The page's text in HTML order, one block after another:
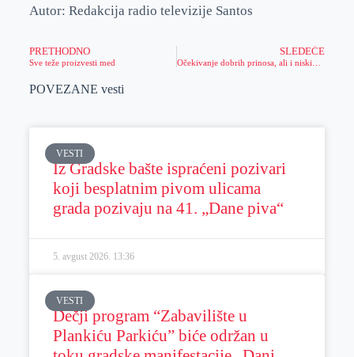
Autor: Redakcija radio televizije Santos
PRETHODNO
Sve teže proizvesti med
SLEDEĆE
POVEZANE vesti
VESTI
Iz Gradske bašte ispraćeni pozivari
koji besplatnim pivom ulicama
grada pozivaju na 41. „Dane piva“
5. avgust 2026. 13:36
VESTI
Dečji program “Zabavilište u
Plankiću Parkiću” biće održan u